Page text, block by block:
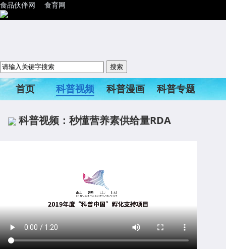
食品伙伴网 食育网
首页 科普视频 科普漫画
科普专题
科普视频：秒懂营养素供给量RDA